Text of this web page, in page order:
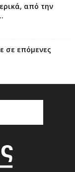
από την
σε επόμενες